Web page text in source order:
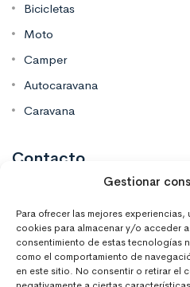
Gestionar
Para ofrecer las mejores
cookies para almacenar y/o acceder
consentimiento de estas tecnologías
como el comportamiento de
en este sitio. No consentir o retirar el
Bicicletas
Moto
Camper
Autocaravana
Caravana
Contacto
637 671 470